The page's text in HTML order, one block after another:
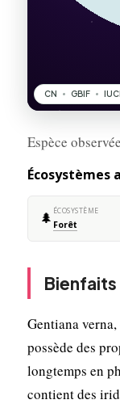
Espèce
Écosystèmes
🌲 ÉCOSYSTÈME
Forêt
Gentiana
possède des
longtemps en
contient des